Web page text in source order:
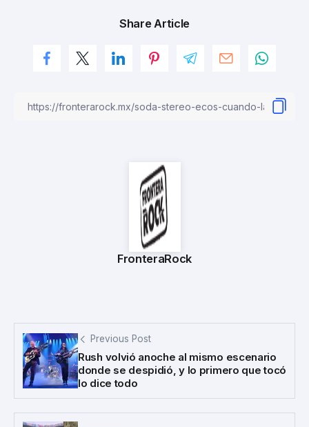
Share Article
FronteraRock
Previous Post
Rush volvió anoche al mismo escenario
donde se despidió, y lo primero que tocó
lo dice todo